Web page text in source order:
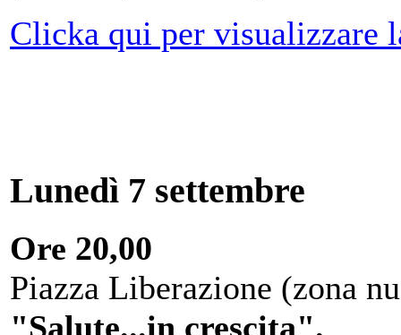
Clicka qui per visualizzare
Lunedì 7 settembre
Ore 20,00
Piazza Liberazione (zona
"Salute...in crescita".